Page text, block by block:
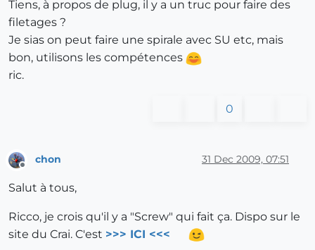
Tiens, à propos de plug, il y a un truc pour faire des
filetages ?
Je sias on peut faire une spirale avec SU etc, mais
bon, utilisons les compétences
ric.
0
Offline
chon 31 Dec 2009, 07:51
Salut à tous,
Ricco, je crois qu'il y a "Screw" qui fait ça. Dispo sur le
site du Crai. C'est >>> ICI <<<